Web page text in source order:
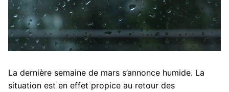
La dernière semaine de mars s’annonce humide. La
situation est en effet propice au retour des